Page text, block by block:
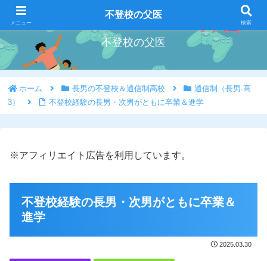
好きな事を好きな時にやろう
不登校の父医
ホーム 長男の不登校＆通信制高校
通信制（長男-高
3）
不登校経験の長男・次男がともに卒業＆進学
※アフィリエイト広告を利用しています。
不登校経験の長男・次男がともに卒業＆
進学
2025.03.30
メニュー
不登校の父医
検索